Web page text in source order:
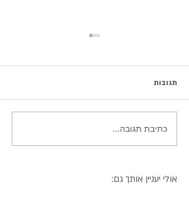
עוגיות מרציפן במילוי שוקולד
מריר
תגובות
כתיבת תגובה...
אולי יעניין אותך גם: